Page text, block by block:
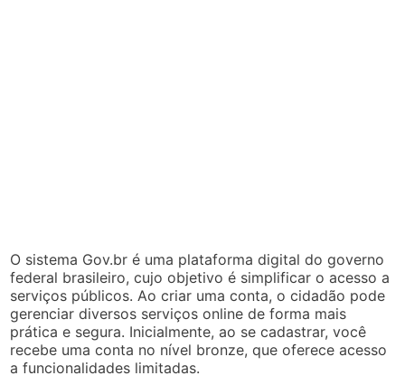
O sistema Gov.br é uma plataforma digital do governo
federal brasileiro, cujo objetivo é simplificar o acesso a
serviços públicos. Ao criar uma conta, o cidadão pode
gerenciar diversos serviços online de forma mais
prática e segura. Inicialmente, ao se cadastrar, você
recebe uma conta no nível bronze, que oferece acesso
a funcionalidades limitadas.